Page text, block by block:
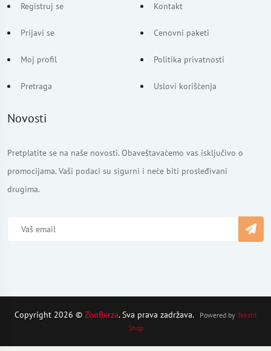
Registruj se
Prijavi se
Moj profil
Pretraga
Kontakt
Cenovni paketi
Politika privatnosti
Uslovi korišćenja
Novosti
Pretplatite se na naše novosti. Obaveštavaćemo vas isključivo o
promocijama. Vaši podaci su sigurni i neće biti prosleđivani
drugima.
Copyright 2026 © ZooBerza. Sva prava zadržava. Powered by Tekstil
Shop